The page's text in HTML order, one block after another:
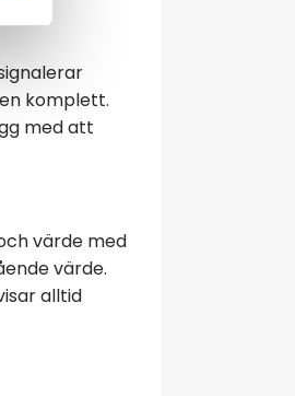
komplett.
med att
värde med
värde.
alltid